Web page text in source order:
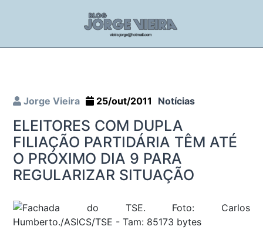
Jorge Vieira 25/out/2011 Notícias
ELEITORES COM DUPLA
FILIAÇÃO PARTIDÁRIA TÊM ATÉ
O PRÓXIMO DIA 9 PARA
REGULARIZAR SITUAÇÃO